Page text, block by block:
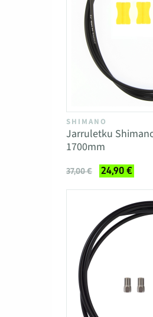
SHIMANO
Jarruletku
1700mm
37,00 € 24,90 €